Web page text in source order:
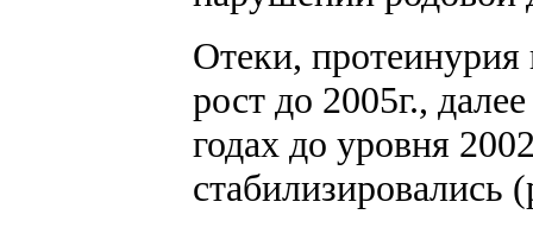
Отеки, протеинурия
рост до 2005г.,
годах до уровня
стабилизировались